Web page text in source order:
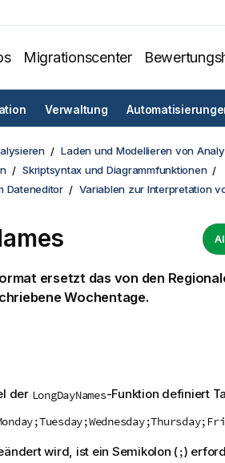
Migrationscenter
Verwaltung
Laden und Modellieren von
Skriptsyntax und Diagrammfunktionen
Dateneditor
Variablen zur Interpretation
ersetzt das von den
Wochentage.
der LongDayNames-Funktion definiert
wird, ist ein Semikolon (;)